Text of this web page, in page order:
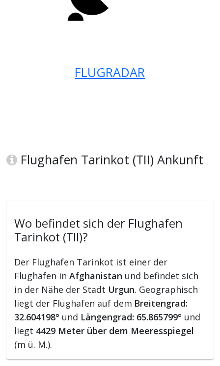
FLUGRADAR
Flughafen Tarinkot (TII) Ankunft
Wo befindet sich der Flughafen
Tarinkot (TII)?
Der Flughafen Tarinkot ist einer der
Flughäfen inAfghanistan und befindet sich
in der Nähe der Stadt Urgun. Geographisch
liegt der Flughafen auf dem Breitengrad:
32.604198° und Längengrad: 65.865799° und
liegt 4429 Meter über dem Meeresspiegel
(m ü. M.).